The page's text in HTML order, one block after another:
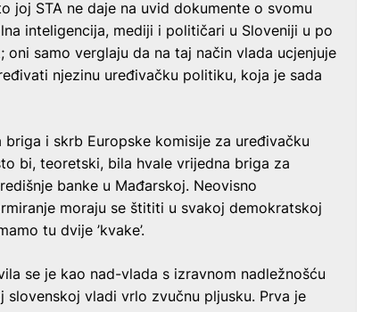
joj STA ne daje na uvid dokumente o svomu
inteligencija, mediji i političari u Sloveniji u po
samo verglaju da na taj način vlada ucjenjuje
njezinu uređivačku politiku, koja je sada
i skrb Europske komisije za uređivačku
bi, teoretski, bila hvale vrijedna briga za
banke u Mađarskoj. Neovisno
moraju se štititi u svakoj demokratskoj
tu dvije ’kvake’.
se je kao nad-vlada s izravnom nadležnošću
slovenskoj vladi vrlo zvučnu pljusku. Prva je